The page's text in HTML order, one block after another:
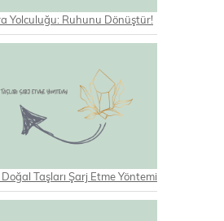
Yolculuğu: Ruhunu Dönüştür!
Taşları Şarj Etme Yöntemi